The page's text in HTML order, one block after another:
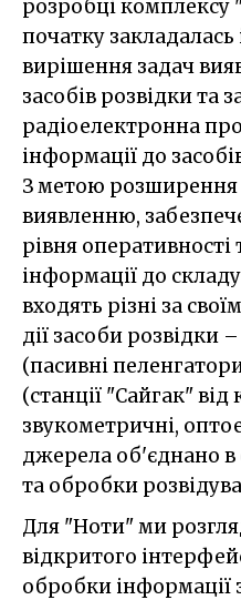
розробці комплексу
початку
вирішення задач
засобів розвідки та
радіоелектронна
інформації до
З метою
виявленню,
рівня оперативності
інформації до
входять різні за
дії засоби розвідки
(пасивні
(станції "Сайгак"
звукометричні,
джерела об'єднано в
та обробки
Для "Ноти" ми
відкритого
обробки інформації